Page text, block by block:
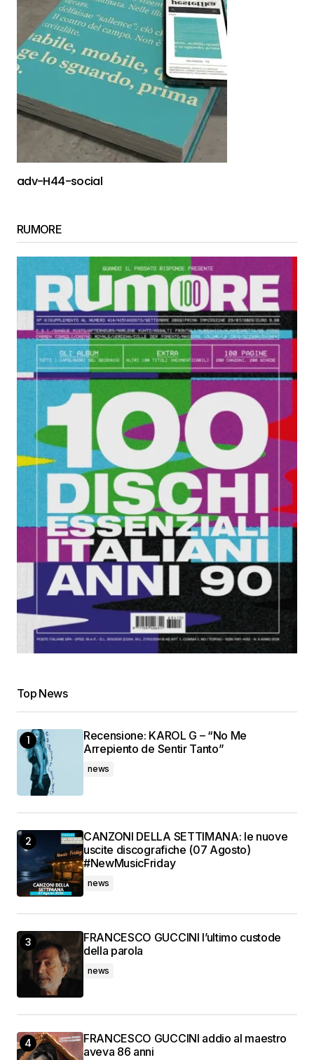
adv-H44-social
RUMORE
Top News
Recensione: KAROL G – “No Me
Arrepiento de Sentir Tanto”
news
CANZONI DELLA SETTIMANA: le nuove
uscite discografiche (07 Agosto)
#NewMusicFriday
news
FRANCESCO GUCCINI l’ultimo custode
della parola
news
FRANCESCO GUCCINI addio al maestro
aveva 86 anni